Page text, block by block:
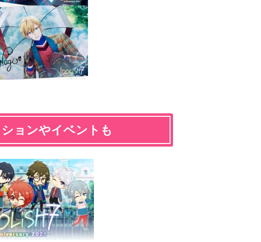
ョンやイベントも